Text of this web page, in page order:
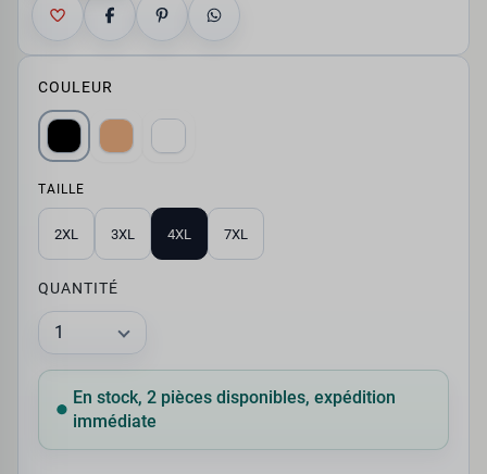
COULEUR
TAILLE
2XL 3XL 4XL 7XL
QUANTITÉ
En stock, 2 pièces disponibles, expédition
immédiate